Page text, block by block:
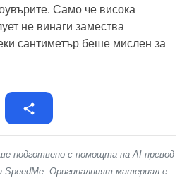
Само че висока
не винаги замества
сантиметър беше мислен за
подготвено с помощта на AI превод
SpeedMe. Оригиналният материал е